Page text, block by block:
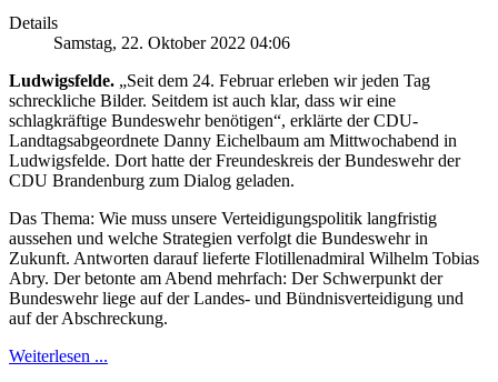
Details
Samstag, 22. Oktober 2022 04:06
Ludwigsfelde. „Seit dem 24. Februar erleben wir jeden Tag
schreckliche Bilder. Seitdem ist auch klar, dass wir eine
schlagkräftige Bundeswehr benötigen“, erklärte der CDU-
Landtagsabgeordnete Danny Eichelbaum am Mittwochabend in
Ludwigsfelde. Dort hatte der Freundeskreis der Bundeswehr der
CDU Brandenburg zum Dialog geladen.
Das Thema: Wie muss unsere Verteidigungspolitik langfristig
aussehen und welche Strategien verfolgt die Bundeswehr in
Zukunft. Antworten darauf lieferte Flotillenadmiral Wilhelm Tobias
Abry. Der betonte am Abend mehrfach: Der Schwerpunkt der
Bundeswehr liege auf der Landes- und Bündnisverteidigung und
auf der Abschreckung.
Weiterlesen ...